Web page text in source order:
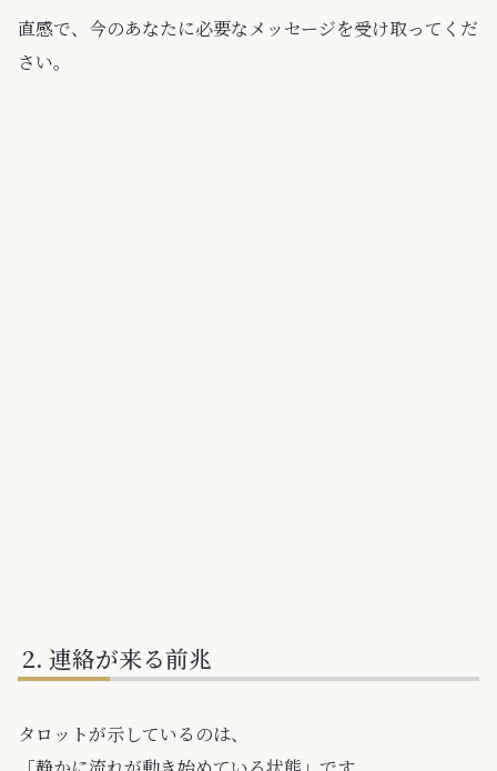
直感で、今のあなたに必要なメッセージを受け取ってくだ
さい。
連絡が来る前兆
タロットが示しているのは、